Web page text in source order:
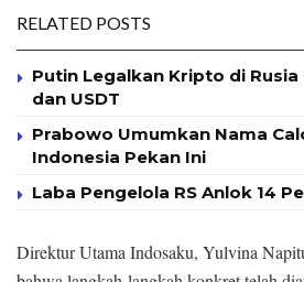
RELATED POSTS
Putin Legalkan Kripto di
dan USDT
Prabowo Umumkan Nama
Indonesia Pekan Ini
Laba Pengelola RS Anlok 14
Direktur Utama Indosaku, Yulvina